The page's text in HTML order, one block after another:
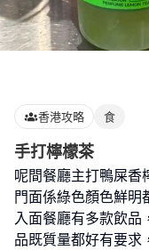
香港攻略 食
手打檸檬茶
呢間餐廳主打鴨屎香
門面係綠色顏色鮮明
入面餐廳有多款飲品
品既質量都好有要求